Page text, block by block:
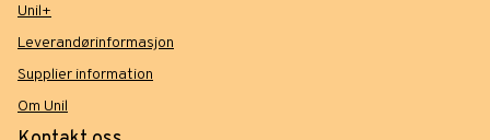
Unil+
Leverandørinformasjon
Supplier information
Om Unil